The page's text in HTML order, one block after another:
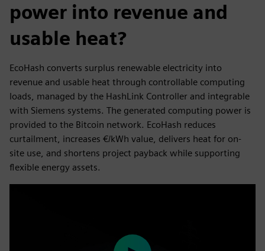
power into revenue and
usable heat?
EcoHash converts surplus renewable electricity into
revenue and usable heat through controllable computing
loads, managed by the HashLink Controller and integrable
with Siemens systems. The generated computing power is
provided to the Bitcoin network. EcoHash reduces
curtailment, increases €/kWh value, delivers heat for on-
site use, and shortens project payback while supporting
flexible energy assets.